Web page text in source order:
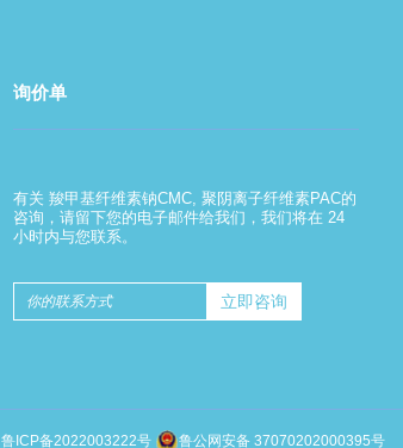
询价单
有关 羧甲基纤维素钠CMC, 聚阴离子纤维素PAC的
咨询，请留下您的电子邮件给我们，我们将在 24
小时内与您联系。
羧甲基纤维素钠的使用方法
2022-08-01
鲁ICP备2022003222号 鲁公网安备 37070202000395号